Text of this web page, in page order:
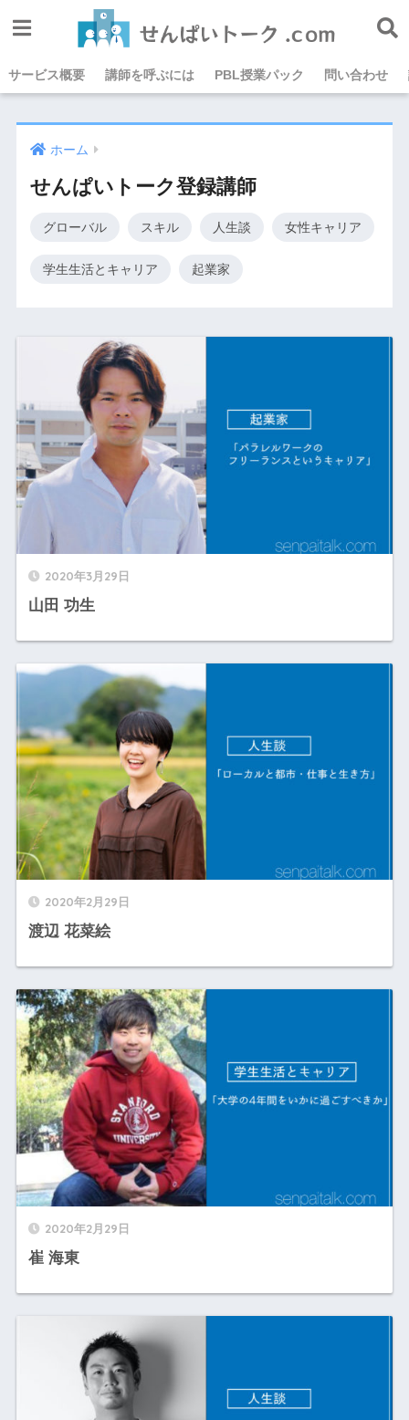
サービス概要 講師を呼ぶには PBL授業パック 問い合わせ
ホーム
せんぱいトーク登録講師
グローバル スキル 人生談 女性キャリア
学生生活とキャリア 起業家
2020年3月29日
山田 功生
2020年2月29日
渡辺 花菜絵
2020年2月29日
崔 海東